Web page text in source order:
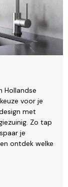
Hollandse
voor je
met
Zo tap
je
ontdek welke